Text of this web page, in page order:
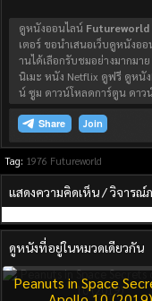
ดูหนังออนไลน์
เตอร์ ขอนำเสนอเว็บดูหนังอ
านได้เลือกรับชมอย่างมากมา
นิเมะ หนัง Netflix ดูฟรี ดูหนัง
น์ ซูม ดาวน์โหลดการ์ตูน ดาว
Join
Tag: 1976 Futureworld
แสดงความคิดเห็น / วิจาร
ดูหนังที่อยู่ในหมวดเดียวกัน
Peanuts in Space